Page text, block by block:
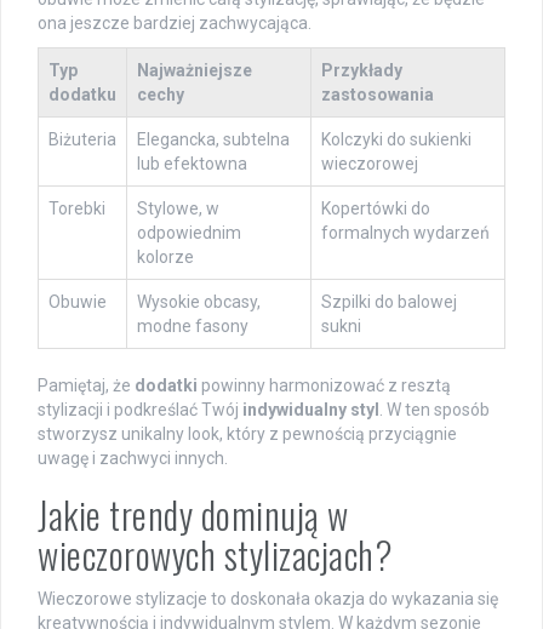
ona jeszcze bardziej zachwycająca.
Typ
dodatku
Najważniejsze
cechy
Przykłady
zastosowania
Biżuteria
Elegancka, subtelna
lub efektowna
Kolczyki do sukienki
wieczorowej
Torebki
Stylowe, w
odpowiednim
kolorze
Kopertówki do
formalnych wydarzeń
Obuwie
Wysokie obcasy,
modne fasony
Szpilki do balowej
sukni
Pamiętaj, że dodatki powinny harmonizować z resztą
stylizacji i podkreślać Twój indywidualny styl
. W ten sposób
stworzysz unikalny look, który z pewnością przyciągnie
uwagę i zachwyci innych.
Jakie trendy dominują w
wieczorowych stylizacjach?
Wieczorowe stylizacje to doskonała okazja do wykazania się
kreatywnością i indywidualnym stylem. W każdym sezonie